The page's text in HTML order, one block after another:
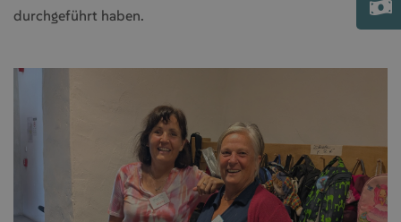
durchgeführt haben.